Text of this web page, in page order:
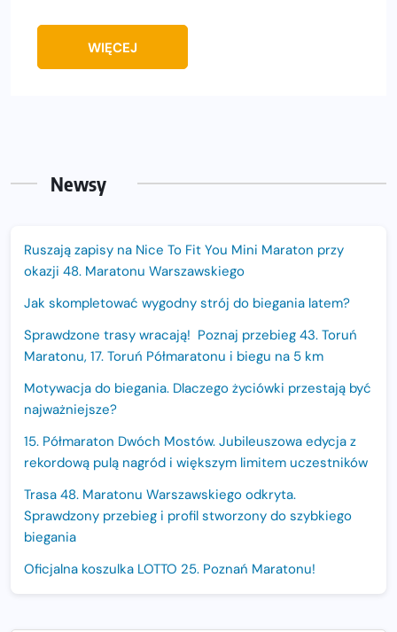
WIĘCEJ
Newsy
Ruszają zapisy na Nice To Fit You Mini Maraton przy
okazji 48. Maratonu Warszawskiego
Jak skompletować wygodny strój do biegania latem?
Sprawdzone trasy wracają! Poznaj przebieg 43. Toruń
Maratonu, 17. Toruń Półmaratonu i biegu na 5 km
Motywacja do biegania. Dlaczego życiówki przestają być
najważniejsze?
15. Półmaraton Dwóch Mostów. Jubileuszowa edycja z
rekordową pulą nagród i większym limitem uczestników
Trasa 48. Maratonu Warszawskiego odkryta.
Sprawdzony przebieg i profil stworzony do szybkiego
biegania
Oficjalna koszulka LOTTO 25. Poznań Maratonu!